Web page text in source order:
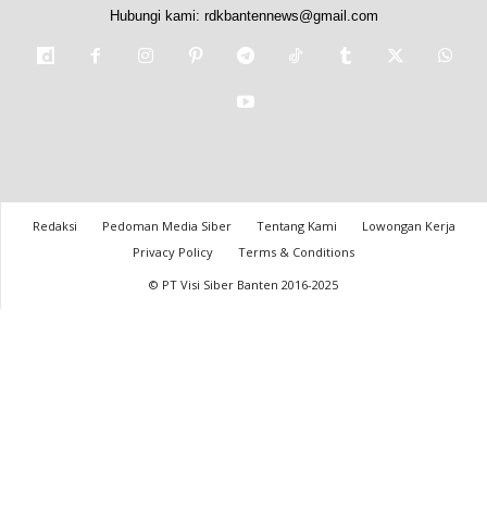
Hubungi kami: rdkbantennews@gmail.com
Redaksi Pedoman Media Siber Tentang Kami
Lowongan Kerja
Privacy Policy
Terms & Conditions
© PT Visi Siber Banten 2016-2025